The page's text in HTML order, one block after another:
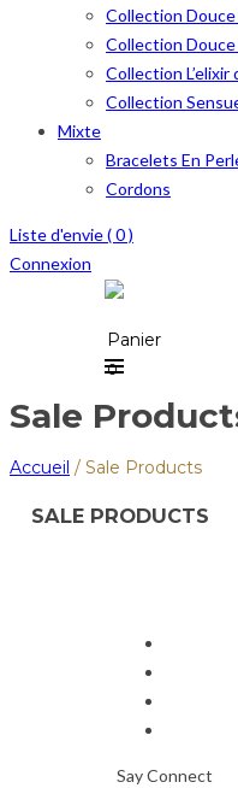
Collection
Collection
Collection L’elixir
Collection
Mixte
Bracelets En
Cordons
Liste d'envie (0)
Connexion
Panier
0
Sale
Accueil / Sale Products
SALE PRODUCTS
Say Connect